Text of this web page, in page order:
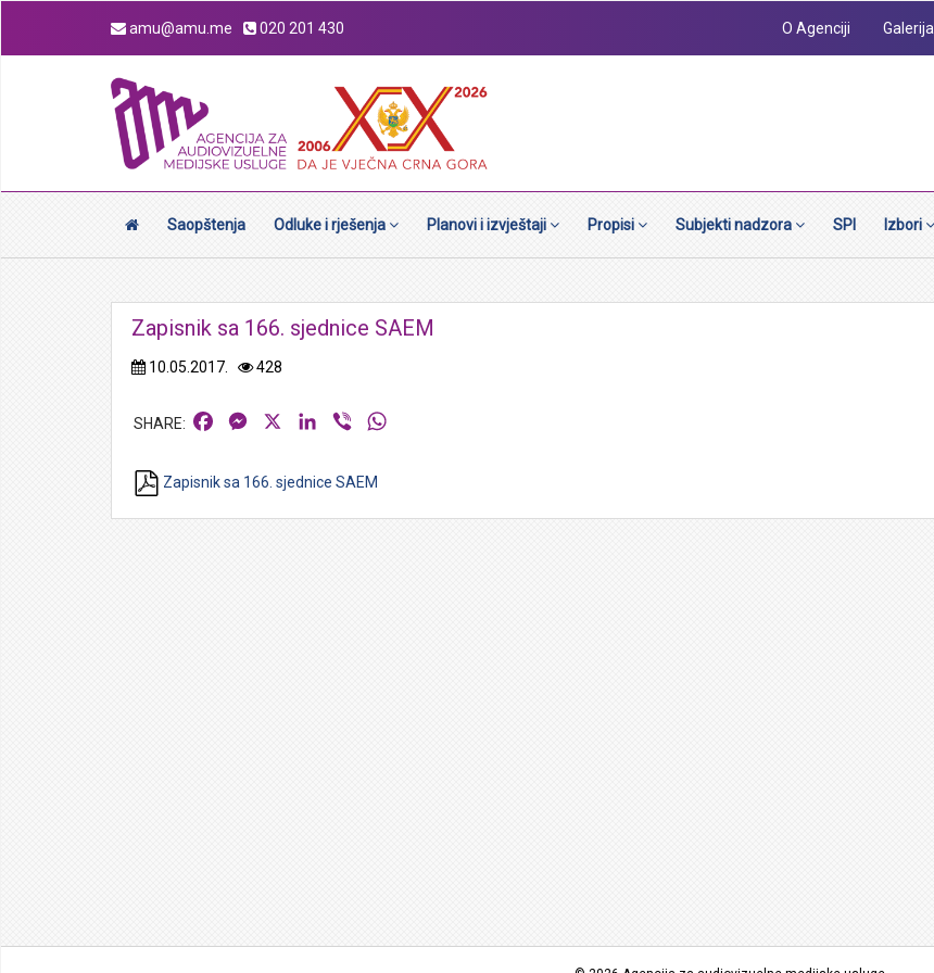
amu@amu.me 020 201 430 O Agenciji Galerija
Saopštenja Odluke i rješenja Planovi i izvještaji Propisi Subjekti nadzora SPI Izbori
Zapisnik sa 166. sjednice SAEM
10.05.2017. 428
FacebookMessengerLinkedIn
Viber
Zapisnik sa 166. sjednice SAEM